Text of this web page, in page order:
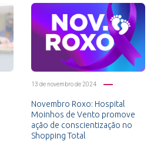
13 de novembro de 2024
Novembro Roxo: Hospital
Moinhos de Vento promove
ação de conscientização no
Shopping Total